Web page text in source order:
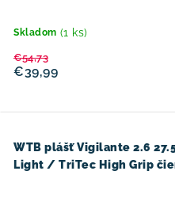
Skladom (1 ks)
€39,99
€54,73
WTB plášť Vigilante 2.6
Light / TriTec High Grip